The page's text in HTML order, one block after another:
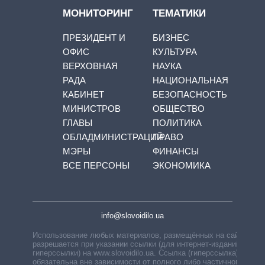
МОНИТОРИНГ
ПРЕЗИДЕНТ И
ОФИС
ВЕРХОВНАЯ
РАДА
КАБИНЕТ
МИНИСТРОВ
ГЛАВЫ
ОБЛАДМИНИСТРАЦИЙ
МЭРЫ
ВСЕ ПЕРСОНЫ
ТЕМАТИКИ
БИЗНЕС
КУЛЬТУРА
НАУКА
НАЦИОНАЛЬНАЯ
БЕЗОПАСНОСТЬ
ОБЩЕСТВО
ПОЛИТИКА
ПРАВО
ФИНАНСЫ
ЭКОНОМИКА
info@slovoidilo.ua
Использование любых материалов, размещённых на сайте,
разрешается при указании ссылки (для интернет-изданий —
гиперссылки) на www.slovoidilo.ua. Ссылка (гиперссылка)
обязательна вне зависимости от полного либо частичного